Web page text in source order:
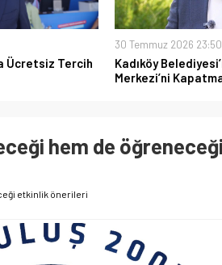
Ücretsiz Tercih
30 Temmuz 2026 23:50
Kadıköy
Merkezi’ni
hem de öğreneceği
etkinlik önerileri